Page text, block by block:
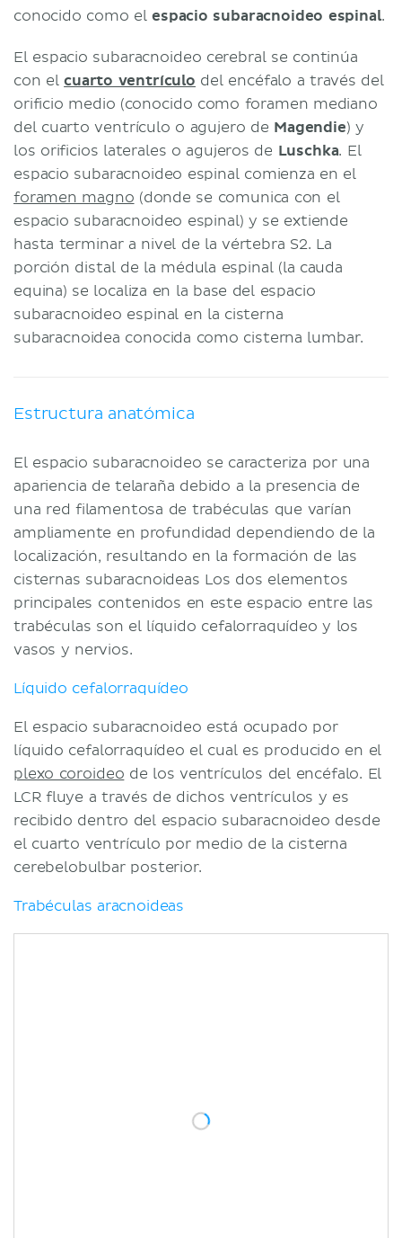
conocido como elespacio subaracnoideo espinal.
El espacio subaracnoideo cerebral se continúa
con elcuarto ventrículo del encéfalo a través del
orificio medio (conocido como foramen mediano
del cuarto ventrículo o agujero de Magendie) y
los orificios laterales o agujeros de Luschka. El
espacio subaracnoideo espinal comienza en el
foramen magno (donde se comunica con el
espacio subaracnoideo espinal) y se extiende
hasta terminar a nivel de la vértebra S2. La
porción distal de la médula espinal (la cauda
equina) se localiza en la base del espacio
subaracnoideo espinal en la cisterna
subaracnoidea conocida como cisterna lumbar.
Estructura anatómica
El espacio subaracnoideo se caracteriza por una
apariencia de telaraña debido a la presencia de
una red filamentosa de trabéculas que varían
ampliamente en profundidad dependiendo de la
localización, resultando en la formación de las
cisternas subaracnoideas Los dos elementos
principales contenidos en este espacio entre las
trabéculas son el líquido cefalorraquídeo y los
vasos y nervios.
Líquido cefalorraquídeo
El espacio subaracnoideo está ocupado por
líquido cefalorraquídeo el cual es producido en el
plexo coroideo de los ventrículos del encéfalo. El
LCR fluye a través de dichos ventrículos y es
recibido dentro del espacio subaracnoideo desde
el cuarto ventrículo por medio de la cisterna
cerebelobulbar posterior.
Trabéculas aracnoideas